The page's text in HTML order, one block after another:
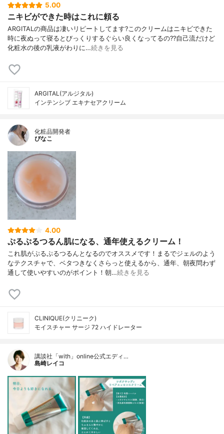
5.00
ニキビができた時はこれに頼る
ARGITALの商品は凄いリピートしてます?このクリームはニキビできた
時に夜ぬって寝るとびっくりするぐらい良くなってるの??自己流だけど
化粧水の後の乳液がわりに…続きを見る
ARGITAL(アルジタル)
インテンシブ エキナセアクリーム
化粧品開発者
ぴなこ
4.00
ぷるぷるつるん肌になる、通年使えるクリーム！
これ肌がぷるぷるつるんとなるのでオススメです！まるでジェルのよう
なテクスチャで、ベタつきなくさらっと使えるから、通年、朝夜問わず
通して使いやすいのがポイント！朝…続きを見る
CLINIQUE(クリニーク)
モイスチャー サージ 72 ハイドレーター
講談社「with」online公式エディ…
島崎レイコ